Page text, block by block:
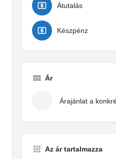
Átutalás
Készpénz
Ár
Árajánlat a
Az ár tartalmazza